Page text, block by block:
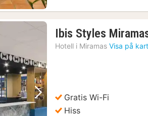
Nästa bild
Ibis Styles
Hotell i Miramas Visa på
Gratis Wi-Fi
Hiss